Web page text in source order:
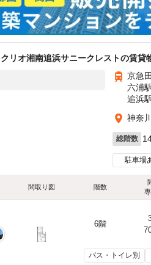
クリオ湘南追浜サニークレストの賃貸
京急
六浦
追浜
神奈
総階数
駐車場
間取り図 階数
6階
バス・トイレ別